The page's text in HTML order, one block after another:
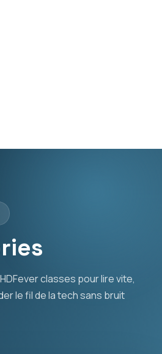
classes pour lire vite,
le fil de la tech sans bruit